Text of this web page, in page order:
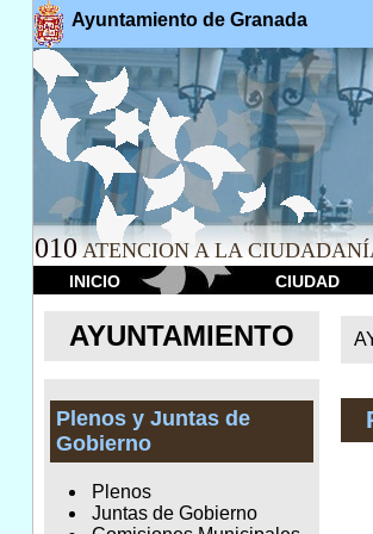
Ayuntamiento de Granada
010 ATENCION A LA
INICIO CIUDAD
AYUNTAMIENTO
Plenos y Juntas de
Gobierno
Plenos
Juntas de Gobierno